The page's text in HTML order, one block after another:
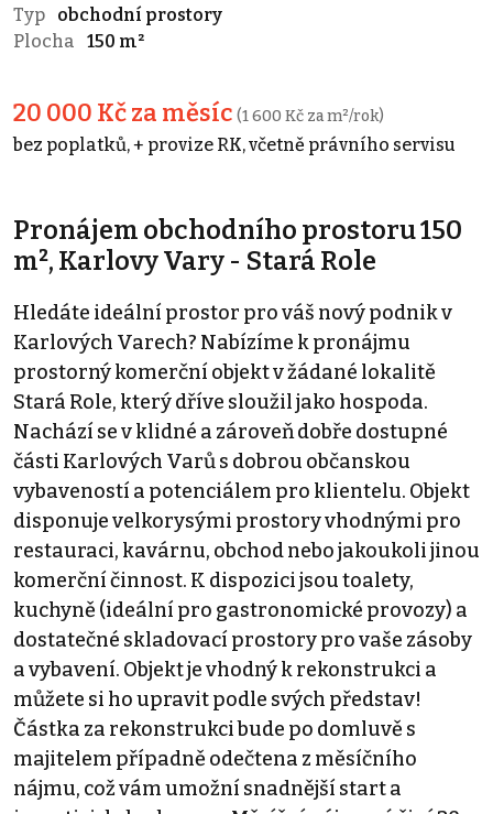
Typ
obchodní prostory
Plocha
150 m²
20 000 Kč za měsíc (1 600 Kč za m²/rok)
bez poplatků, + provize RK, včetně právního servisu
Pronájem obchodního prostoru 150
m², Karlovy Vary - Stará Role
Hledáte ideální prostor pro váš nový podnik v
Karlových Varech? Nabízíme k pronájmu
prostorný komerční objekt v žádané lokalitě
Stará Role, který dříve sloužil jako hospoda.
Nachází se v klidné a zároveň dobře dostupné
části Karlových Varů s dobrou občanskou
vybaveností a potenciálem pro klientelu. Objekt
disponuje velkorysými prostory vhodnými pro
restauraci, kavárnu, obchod nebo jakoukoli jinou
komerční činnost. K dispozici jsou toalety,
kuchyně (ideální pro gastronomické provozy) a
dostatečné skladovací prostory pro vaše zásoby
a vybavení. Objekt je vhodný k rekonstrukci a
můžete si ho upravit podle svých představ!
Částka za rekonstrukci bude po domluvě s
majitelem případně odečtena z měsíčního
nájmu, což vám umožní snadnější start a